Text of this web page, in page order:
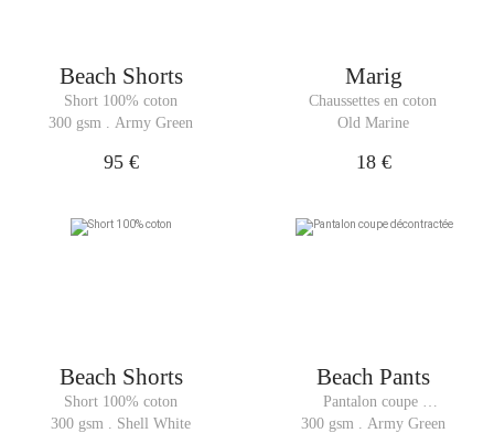
Beach Shorts
Short 100% coton
300 gsm . Army Green
95 €
Marig
Chaussettes en coton
Old Marine
18 €
Beach Shorts
Short 100% coton
300 gsm . Shell White
Beach Pants
Pantalon coupe
décontractée
300 gsm . Army Green